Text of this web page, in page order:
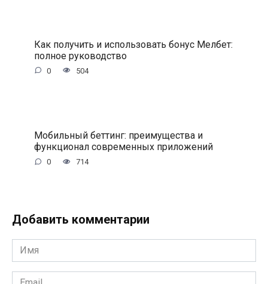
Как получить и использовать бонус Мелбет:
полное руководство
0 504
Мобильный беттинг: преимущества и
функционал современных приложений
0 714
Добавить комментарии
Имя
*
Email